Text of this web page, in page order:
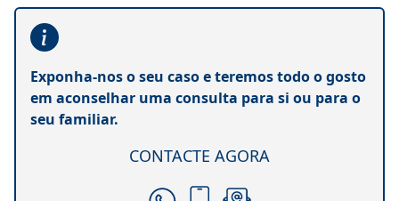
Exponha-nos o seu caso e teremos todo o gosto
em aconselhar uma consulta para si ou para o
seu familiar.
CONTACTE AGORA